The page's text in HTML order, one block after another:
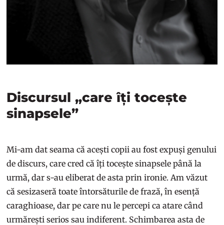
Discursul „care îți tocește
sinapsele”
Mi-am dat seama că acești copii au fost expuși genului
de discurs, care cred că îți tocește sinapsele până la
urmă, dar s-au eliberat de asta prin ironie. Am văzut
că sesizaseră toate întorsăturile de frază, în esență
caraghioase, dar pe care nu le percepi ca atare când
urmărești serios sau indiferent. Schimbarea asta de